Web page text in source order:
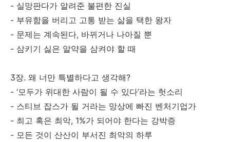
- 실망판다가 알려준 불편한 진실
- 부유함을 버리고 고통 받는 삶을 택한 왕자
- 문제는 계속된다, 바뀌거나 나아질 뿐
- 삼키기 싫은 알약을 삼켜야 할 때
3장. 왜 너만 특별하다고 생각해?
- ‘모두가 위대한 사람이 될 수 있다’라는 헛소리
- 스티브 잡스가 될 거라는 망상에 빠진 벤처기업가
- 최고 혹은 최악, 1%가 되어야 한다는 강박증
- 모든 것이 산산이 부서진 최악의 하루